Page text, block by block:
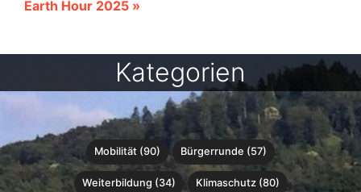
Earth Hour 2025 »
Kategorien
Mobilität (90) Bürgerrunde (57)
Weiterbildung (34) Klimaschutz (80)